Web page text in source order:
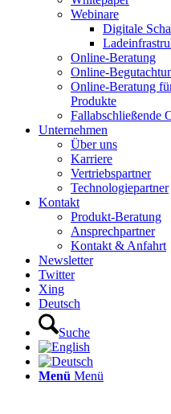
Webinare
Digitale
Online-Beratung
Online-
Online-Beratung
Produkte
Fallabschließende
Unternehmen
Über uns
Karriere
Vertriebspartner
Technologiepartner
Kontakt
Produkt-Beratung
Ansprechpartner
Kontakt & Anfahrt
Newsletter
Twitter
Xing
Deutsch
Suche
Menü Menü